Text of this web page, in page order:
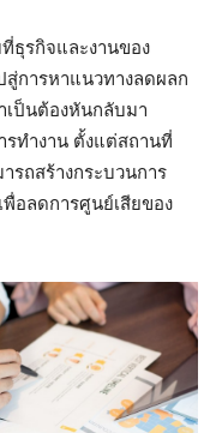
ธุรกิจและงานของ
สู่การหาแนวทางลดผลก
เป็นต้องหันกลับมา
รทำงาน ตั้งแต่สถานที่
รถสร้างกระบวนการ
อลดการศูนย์เสียของ